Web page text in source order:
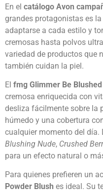
En el catálogo Avon
grandes protagonistas es
adaptarse a cada estilo y
cremosas hasta polvos
variedad de productos que
también cuidan la piel.
El fmg Glimmer Be
cremosa enriquecida con
desliza fácilmente sobre la
húmedo y una cobertura
cualquier momento del
Blushing Nude, Crushed
para un efecto natural o
Para quienes prefieren un
Powder Blush es ideal. Su